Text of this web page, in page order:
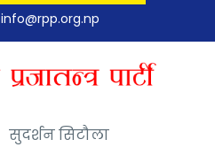
info@rpp.org.np
सुदर्शन सिटौला